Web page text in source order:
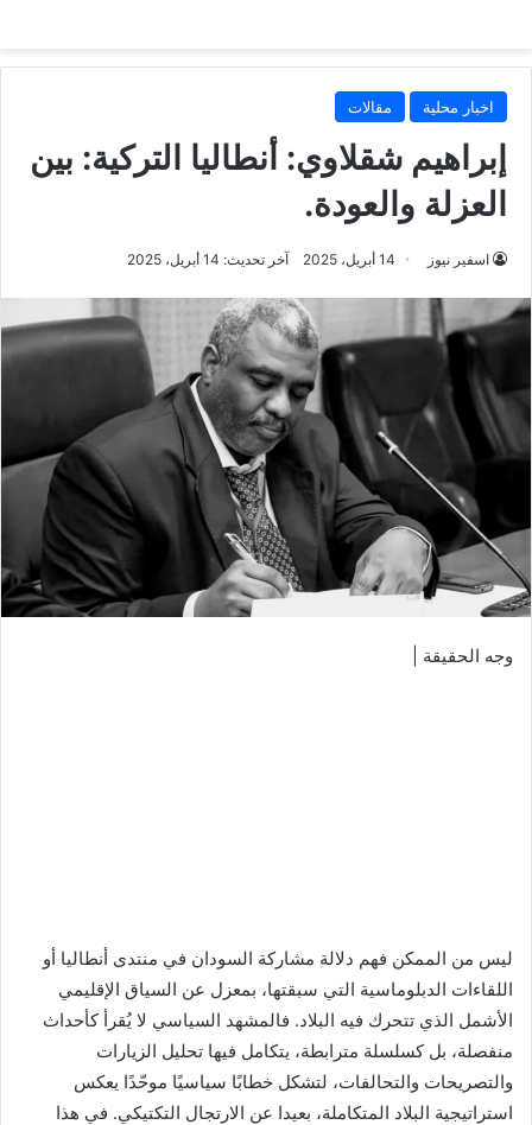
اخبار محلية مقالات
إبراهيم شقلاوي: أنطاليا التركية: بين
العزلة والعودة.
اسفير نيوز 14 أبريل، 2025 آخر تحديث: 14 أبريل، 2025
وجه الحقيقة |
ليس من الممكن فهم دلالة مشاركة السودان في منتدى أنطاليا أو
اللقاءات الدبلوماسية التي سبقتها، بمعزل عن السياق الإقليمي
الأشمل الذي تتحرك فيه البلاد. فالمشهد السياسي لا يُقرأ كأحداث
منفصلة، بل كسلسلة مترابطة، يتكامل فيها تحليل الزيارات
والتصريحات والتحالفات، لتشكل خطابًا سياسيًا موحّدًا يعكس
استراتيجية البلاد المتكاملة، بعيدا عن الارتجال التكتيكي. في هذا